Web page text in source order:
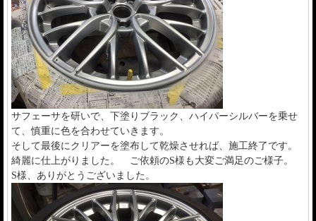
サフェーサを研いで、下塗りブラック、ハイパーシルバーを乗せ
て、慎重に色を合わせていきます。
そして最後にクリアーを塗布して乾燥させれば、施工終了です。
綺麗に仕上がりました。 ご依頼のS様も大変ご満足のご様子。
S様、ありがとうございました。